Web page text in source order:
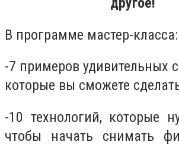
В программе мастер-класса:
-7 примеров удивительных
которые вы сможете
-10 технологий, которые
чтобы начать снимать